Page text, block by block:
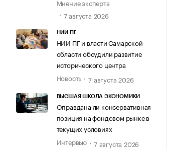
Мнение эксперта
7 августа 2026
НИИ ПГ
НИИ ПГ и власти Самарской
области обсудили развитие
исторического центра
Новость
7 августа 2026
ВЫСШАЯ ШКОЛА ЭКОНОМИКИ
Оправдана ли консервативная
позиция на фондовом рынке в
текущих условиях
Интервью
7 августа 2026